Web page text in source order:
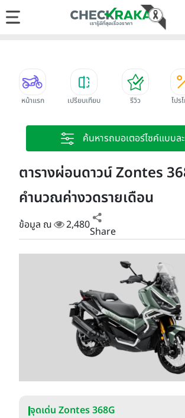
หน้าแรก เปรียบเทียบ รีวิว โปร
ค้นหารถมอเตอร์ไซค์แบบล
ตารางผ่อนดาวน์ Zontes
คำนวณค่างวดรายเดือน
ข้อมูล ณ 2,480Share
จุดเด่น Zontes 368G